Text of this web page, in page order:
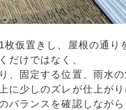
仮置きし、屋根の通り
だけではなく、
、固定する位置、雨水の
に少しのズレが仕上がり
バランスを確認しなが